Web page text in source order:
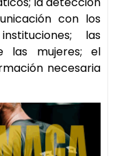
con los
las
las mujeres; el
necesaria